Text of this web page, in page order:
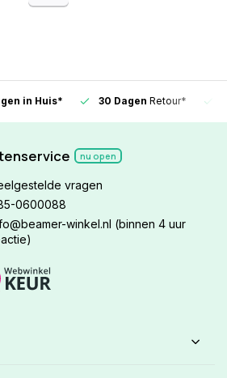
in Huis* 30 Dagen Retour*
nu open
vragen
0600088
winkel.nl (binnen 4 uur